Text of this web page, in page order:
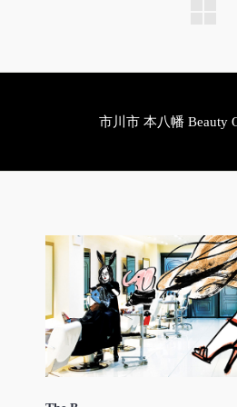
市川市 本八幡 Beauty